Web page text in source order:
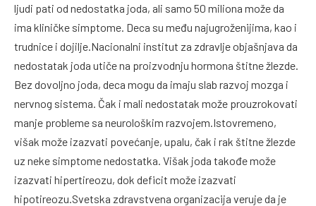
ljudi pati od nedostatka joda, ali samo 50 miliona može da
ima kliničke simptome. Deca su među najugroženijima, kao i
trudnice i dojilje.Nacionalni institut za zdravlje objašnjava da
nedostatak joda utiče na proizvodnju hormona štitne žlezde.
Bez dovoljno joda, deca mogu da imaju slab razvoj mozga i
nervnog sistema. Čak i mali nedostatak može prouzrokovati
manje probleme sa neurološkim razvojem.Istovremeno,
višak može izazvati povećanje, upalu, čak i rak štitne žlezde
uz neke simptome nedostatka. Višak joda takođe može
izazvati hipertireozu, dok deficit može izazvati
hipotireozu.Svetska zdravstvena organizacija veruje da je